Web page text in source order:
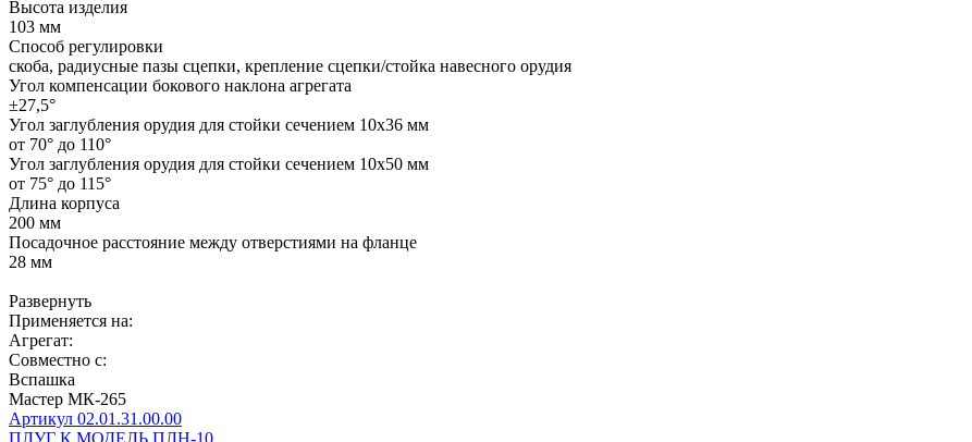
Высота изделия
103 мм
Способ регулировки
скоба, радиусные пазы сцепки, крепление сцепки/стойка навесного орудия
Угол компенсации бокового наклона агрегата
±27,5°
Угол заглубления орудия для стойки сечением 10х36 мм
от 70° до 110°
Угол заглубления орудия для стойки сечением 10х50 мм
от 75° до 115°
Длина корпуса
200 мм
Посадочное расстояние между отверстиями на фланце
28 мм
Развернуть
Применяется на:
Агрегат:
Совместно с:
Вспашка
Мастер МК-265
Артикул 02.01.31.00.00